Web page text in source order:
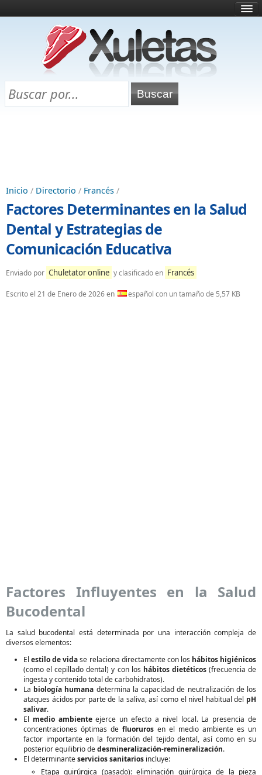
¿Qué es esto?
Directorio
Chuletas para exámenes
Inicio / Directorio / Francés /
Factores Determinantes en la Salud
Dental y Estrategias de
Comunicación Educativa
Enviado por Chuletator online y clasificado en Francés
Escrito el 21 de Enero de 2026en español con un tamaño de 5,57 KB
Factores Influyentes en la Salud
Bucodental
La salud bucodental está determinada por una interacción compleja de
diversos elementos:
Elestilo de vidase relaciona directamente con los hábitos higiénicos
(como el cepillado dental) y con los hábitos dietéticos(frecuencia de
ingesta y contenido total de carbohidratos).
La biología humana determina la capacidad de neutralización de los
ataques ácidos por parte de la saliva, así como el nivel habitual del pH
salivar.
El medio ambienteejerce un efecto a nivel local. La presencia de
concentraciones óptimas de fluoruros en el medio ambiente es un
factor importante en la formación del tejido dental, así como en su
posterior equilibrio dedesmineralización-remineralización.
El determinanteservicios sanitarios incluye:
Etapa quirúrgica (pasado): eliminación quirúrgica de la pieza